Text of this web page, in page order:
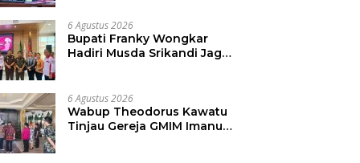
6 Agustus 2026
Bupati Franky Wongkar
Hadiri Musda Srikandi Jaga
6 Agustus 2026
Wabup Theodorus Kawatu
Tinjau Gereja GMIM Imanuel